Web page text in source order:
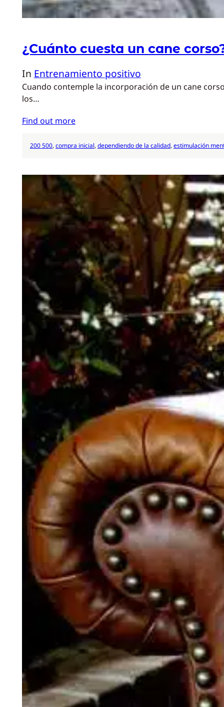
¿Cuánto cuesta un cane
In Entrenamiento positivo
Cuando contemple la incorporación de un cane
los…
Find out more
200 500, compra inicial, dependiendo de la calidad, estimulación